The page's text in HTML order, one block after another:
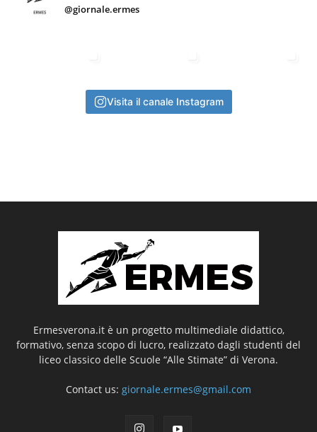
@giornale.ermes
Visita il canale Instagram
Ermesverona.it è un progetto multimediale didattico,
formativo, senza scopo di lucro, realizzato dagli studenti del
liceo classico delle Scuole “Alle Stimate” di Verona.
Contact us: giornale.ermes@gmail.com